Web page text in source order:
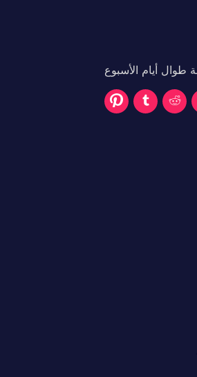
تابعنا
تابعنا
تابعنا
تابعنا